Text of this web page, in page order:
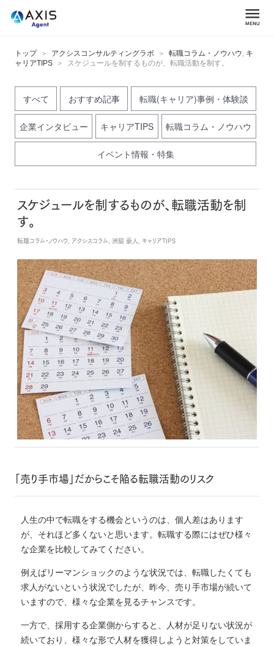
トップ アクシスコンサルティングラボ 転職コラム・ノウハウ, キ
ャリアTIPS
スケジュールを制するものが、転職活動を制す。
すべて おすすめ記事 転職(キャリア)事例・体験談
企業インタビュー キャリアTIPS 転職コラム・ノウハウ
イベント情報・特集
スケジュールを制するものが、転職活動を制
す。
転職コラム・ノウハウ, アクシスコラム, 洲脇 豪人, キャリアTIPS
「売り手市場」だからこそ陥る転職活動のリスク
人生の中で転職をする機会というのは、個人差はあります
が、それほど多くないと思います。転職する際にはぜひ様々
な企業を比較してみてください。
例えばリーマンショックのような状況では、転職したくても
求人がないという状況でしたが、昨今、売り手市場が続いて
いますので、様々な企業を見るチャンスです。
一方で、採用する企業側からすると、人材が足りない状況が
続いており、様々な形で人材を獲得しようと対策をしていま